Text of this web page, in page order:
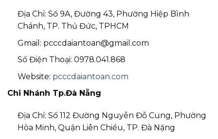
Địa Chỉ: Số 9A, Đường 43, Phường Hiệp Bình
Chánh, TP. Thủ Đức, TPHCM
Gmail: pcccdaiantoan@gmail.com
Số Điện Thoại: 0978.041.868
Website: pcccdaiantoan.com
Chi Nhánh Tp.Đà Nẵng
Địa Chỉ: Số 112 Đường Nguyễn Đỗ Cung, Phường
Hòa Minh, Quận Liên Chiểu, TP. Đà Nặng